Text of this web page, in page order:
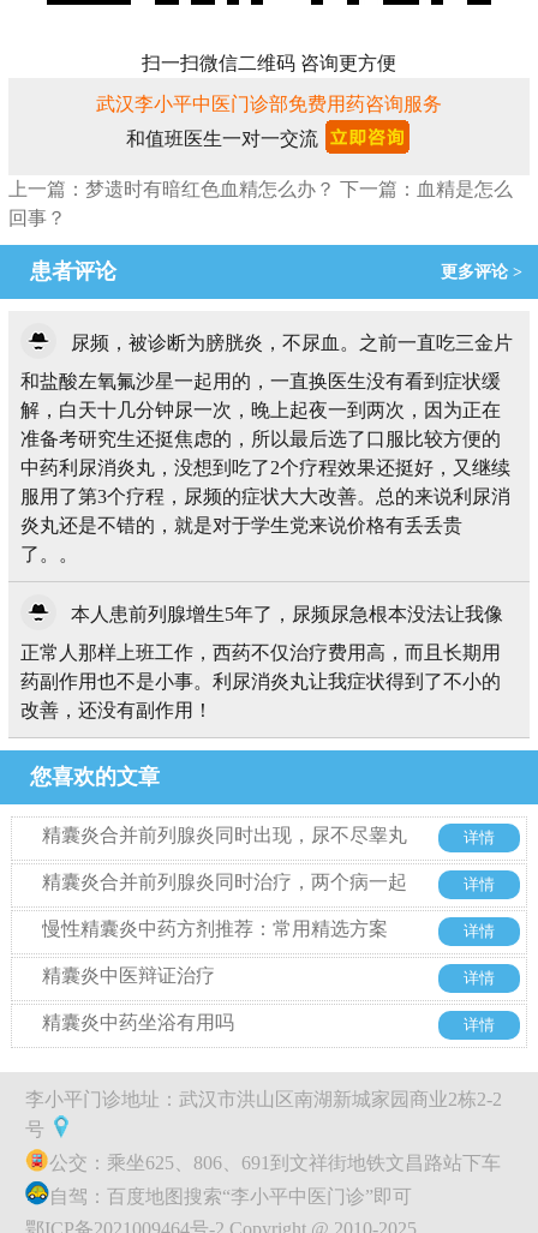
扫一扫微信二维码 咨询更方便
武汉李小平中医门诊部免费用药咨询服务
和值班医生一对一交流
上一篇：梦遗时有暗红色血精怎么办？ 下一篇：血精是怎么
回事？
患者评论 更多评论 >
尿频，被诊断为膀胱炎，不尿血。之前一直吃三金片
和盐酸左氧氟沙星一起用的，一直换医生没有看到症状缓
解，白天十几分钟尿一次，晚上起夜一到两次，因为正在
准备考研究生还挺焦虑的，所以最后选了口服比较方便的
中药利尿消炎丸，没想到吃了2个疗程效果还挺好，又继续
服用了第3个疗程，尿频的症状大大改善。总的来说利尿消
炎丸还是不错的，就是对于学生党来说价格有丢丢贵
了。。
本人患前列腺增生5年了，尿频尿急根本没法让我像
正常人那样上班工作，西药不仅治疗费用高，而且长期用
药副作用也不是小事。利尿消炎丸让我症状得到了不小的
改善，还没有副作用！
您喜欢的文章
精囊炎合并前列腺炎同时出现，尿不尽睾丸
胀痛到底该怎么办?
详情
精囊炎合并前列腺炎同时治疗，两个病一起
来从哪里入手
详情
慢性精囊炎中药方剂推荐：常用精选方案 详情
精囊炎中医辩证治疗 详情
精囊炎中药坐浴有用吗 详情
李小平门诊地址：武汉市洪山区南湖新城家园商业2栋2-2
号
公交：乘坐625、806、691到文祥街地铁文昌路站下车
自驾：百度地图搜索“李小平中医门诊”即可